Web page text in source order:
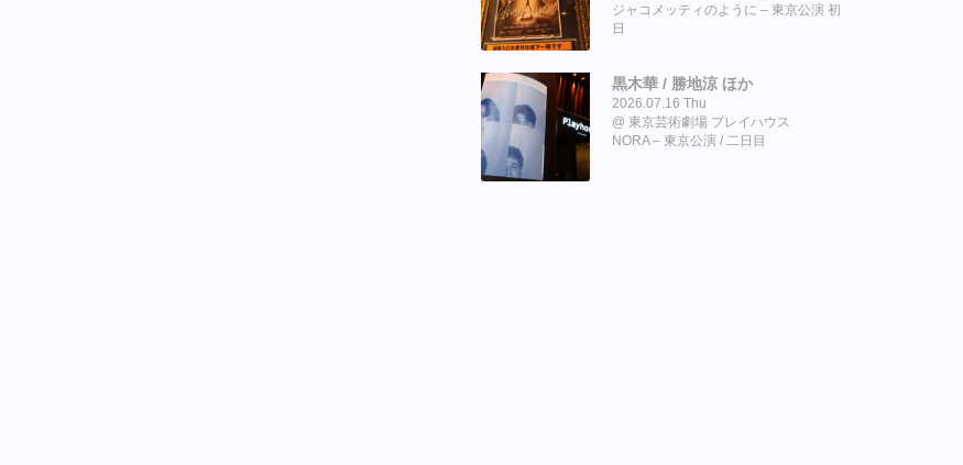
ジャコメッティのように – 東京公演 初
日
黒木華 / 勝地涼 ほか
2026.07.16 Thu
東京芸術劇場 プレイハウス
NORA – 東京公演 / 二日目